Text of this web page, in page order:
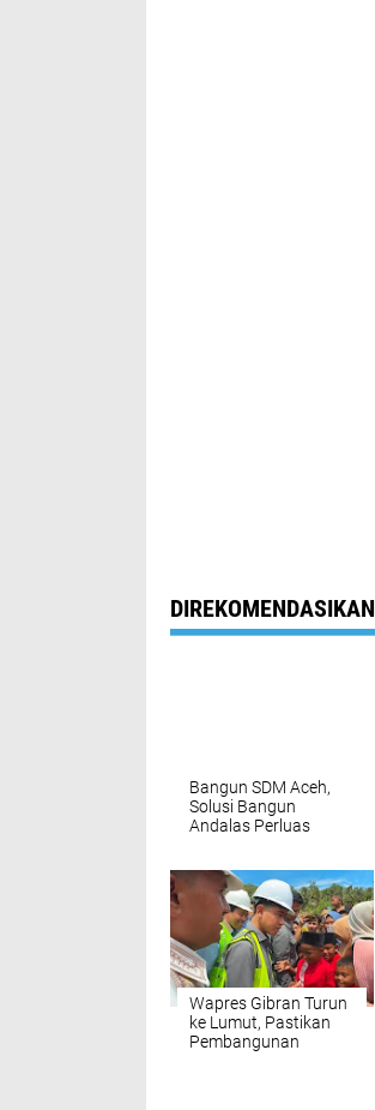
DIREKOMENDASIKAN
‎Bangun SDM Aceh,
Solusi Bangun
Andalas Perluas
Wapres Gibran Turun
ke Lumut, Pastikan
Pembangunan